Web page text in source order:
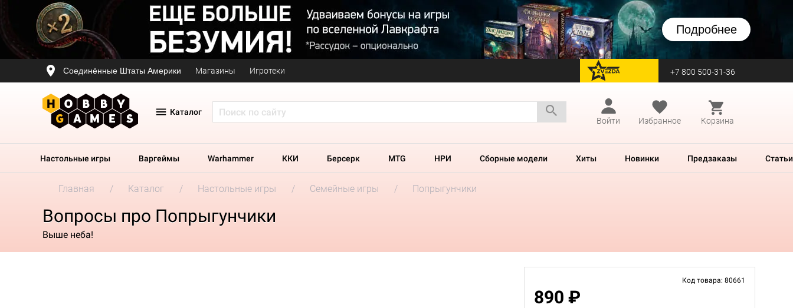
Подробнее
Соединённые Штаты Америки Магазины Игротеки перейти на Zvezda +7 800 500-31-36
Каталог
Войти
Избранное Корзина
Настольные игры Варгеймы Warhammer ККИ Берсерк MTG НРИ Сборные модели Хиты Новинки Предзаказы Статьи
Главная Каталог Настольные игры Семейные игры Попрыгунчики
Вопросы про Попрыгунчики
Выше неба!
Код товара: 80661
890 ₽